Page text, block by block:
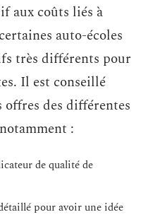
aux coûts liés à
auto-écoles
très différents pour
Il est conseillé
des différentes
:
de qualité de
pour avoir une idée